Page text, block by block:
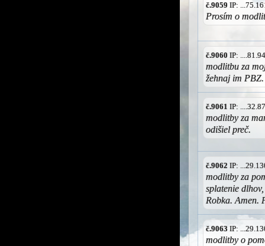
č.9059 IP:
Prosím o
č.9060 IP:
modlitbu za
žehnaj im PBZ.
č.9061 IP:
modlitby za
odišiel preč.
č.9062 IP:
modlitby za
splatenie
Robka. Amen.
č.9063 IP:
modlitby o